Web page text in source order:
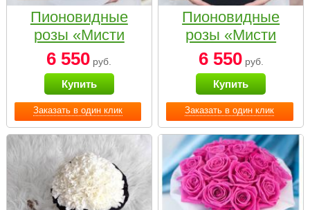
Заказать в один клик
Пионовидные
розы «Мисти
бабблс» в белой
коробке Small
6 550 руб.
Купить
Заказать в один клик
Пионовидные
розы «Мисти
бабблс» в
черной коробке
Small
6 550руб.
Купить